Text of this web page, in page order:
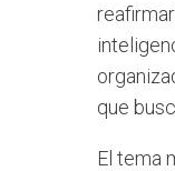
que
El tema